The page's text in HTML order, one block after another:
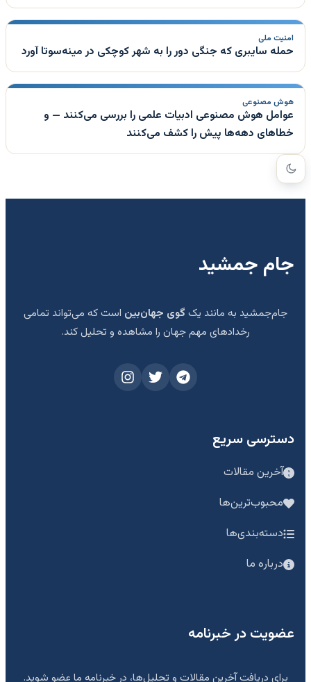
امنیت ملی
حمله سایبری که جنگی دور را به شهر کوچکی در مینه‌سوتا آورد
هوش مصنوعی
عوامل هوش مصنوعی ادبیات علمی را بررسی می‌کنند — و
خطاهای دهه‌ها پیش را کشف می‌کنند
جام جمشید
جام‌جمشید به مانند یک گوی جهان‌بین است که می‌تواند تمامی
رخدادهای مهم جهان را مشاهده و تحلیل کند.
دسترسی سریع
آخرین مقالات
محبوب‌ترین‌ها
دسته‌بندی‌ها
درباره ما
عضویت در خبرنامه
برای دریافت آخرین مقالات و تحلیل‌ها، در خبرنامه ما عضو شوید.